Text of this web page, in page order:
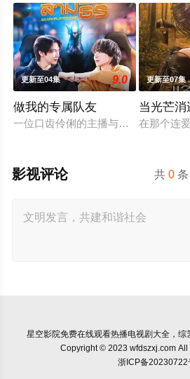
更新至04集 9.0
做我的专属队友
一位口齿伶俐的主播与新手玩家！顶
更新至07集
当光芒消
在那个连
共0
影视评论
星空影院免费在线观看热播电视剧大全，
Copyright © 2023 wfdszxj.com All
浙ICP备20230722